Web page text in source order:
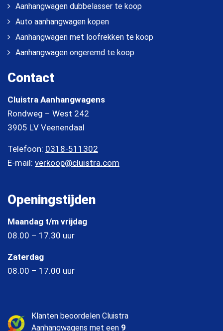
Aanhangwagen dubbelasser te koop
Auto aanhangwagen kopen
Aanhangwagen met loofrekken te koop
Aanhangwagen ongeremd te koop
Contact
Cluistra Aanhangwagens
Rondweg – West 242
3905 LV Veenendaal
Telefoon: 0318-511302
E-mail: verkoop@cluistra.com
Openingstijden
Maandag t/m vrijdag
08.00 – 17.30 uur
Zaterdag
08.00 – 17.00 uur
Klanten beoordelen Cluistra
Aanhangwagens met een 9